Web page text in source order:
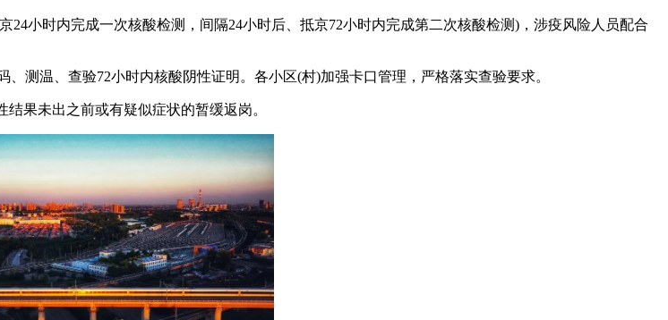
小时内完成一次核酸检测，间隔24小时后、抵京72小时内完成第二次核酸检测)，涉疫风险人员配合
测温、查验72小时内核酸阴性证明。各小区(村)加强卡口管理，严格落实查验要求。
果未出之前或有疑似症状的暂缓返岗。